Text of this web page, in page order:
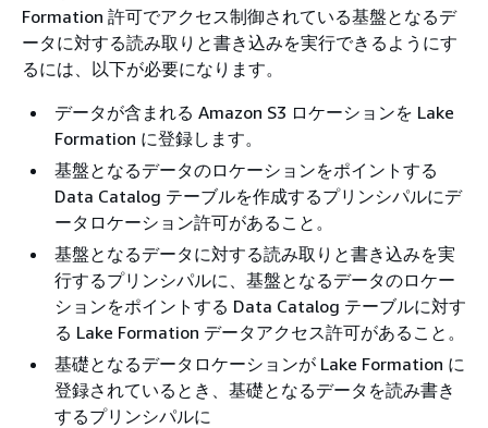
Formation 許可でアクセス制御されている基盤となるデ
ータに対する読み取りと書き込みを実行できるようにす
るには、以下が必要になります。
データが含まれる Amazon S3 ロケーションを Lake
Formation に登録します。
基盤となるデータのロケーションをポイントする
Data Catalog テーブルを作成するプリンシパルにデ
ータロケーション許可があること。
基盤となるデータに対する読み取りと書き込みを実
行するプリンシパルに、基盤となるデータのロケー
ションをポイントする Data Catalog テーブルに対す
る Lake Formation データアクセス許可があること。
基礎となるデータロケーションが Lake Formation に
登録されているとき、基礎となるデータを読み書き
するプリンシパルに